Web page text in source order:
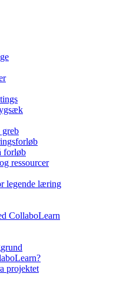
greb
forløb
ressourcer
legende læring
CollaboLearn
projektet